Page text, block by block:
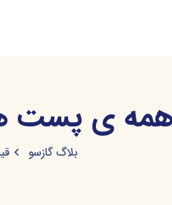
ی پست
بلاگ گازسو